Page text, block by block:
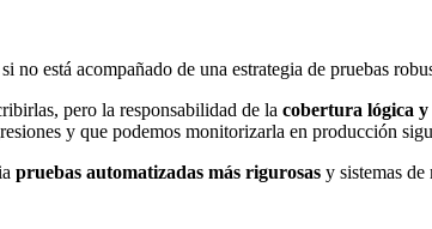
está acompañado de una estrategia de pruebas
pero la responsabilidad de la cobertura lógica
y que podemos monitorizarla en producción
pruebas automatizadas más rigurosas y sistemas